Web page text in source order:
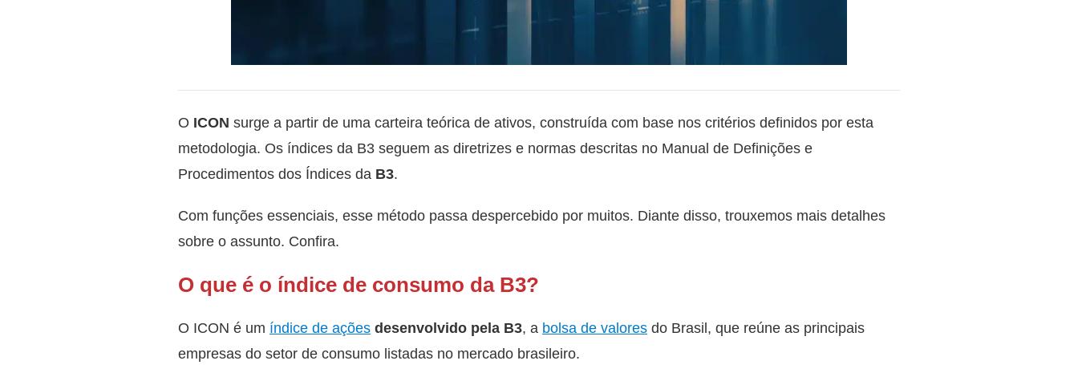
O ICON surge a partir de uma carteira teórica de ativos, construída com base nos critérios definidos por esta
metodologia. Os índices da B3 seguem as diretrizes e normas descritas no Manual de Definições e
Procedimentos dos Índices da B3.
Com funções essenciais, esse método passa despercebido por muitos. Diante disso, trouxemos mais detalhes
sobre o assunto. Confira.
O que é o índice de consumo da B3?
O ICON é um índice de ações desenvolvido pela B3, a bolsa de valores do Brasil, que reúne as principais
empresas do setor de consumo listadas no mercado brasileiro.